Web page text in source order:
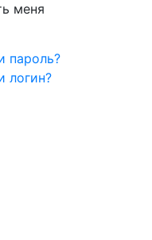
меня
пароль?
логин?